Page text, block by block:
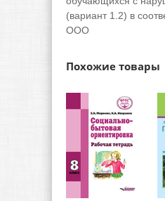
(вариант 1.2) в
ООО
Похожие товары